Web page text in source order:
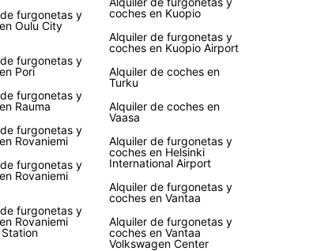
furgonetas y
Oulu City
furgonetas y
Pori
furgonetas y
Rauma
furgonetas y
Rovaniemi
furgonetas y
Rovaniemi
furgonetas y
Rovaniemi
coches en Kuopio
Alquiler de furgonetas y
coches en Kuopio Airport
Alquiler de coches en
Turku
Alquiler de coches en
Vaasa
Alquiler de furgonetas y
coches en Helsinki
International Airport
Alquiler de furgonetas y
coches en Vantaa
Alquiler de furgonetas y
coches en Vantaa
Volkswagen Center